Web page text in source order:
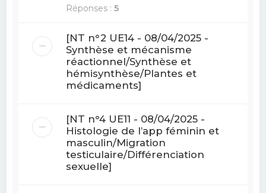
Réponses :5
[NT n°2 UE14 - 08/04/2025 -
Synthèse et mécanisme
réactionnel/Synthèse et
hémisynthèse/Plantes et
médicaments]
[NT n°4 UE11 - 08/04/2025 -
Histologie de l’app féminin et
masculin/Migration
testiculaire/Différenciation
sexuelle]